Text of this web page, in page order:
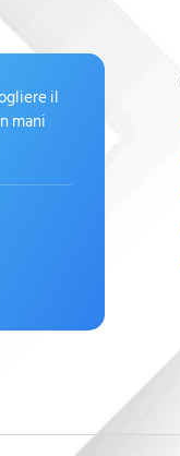
il
mani